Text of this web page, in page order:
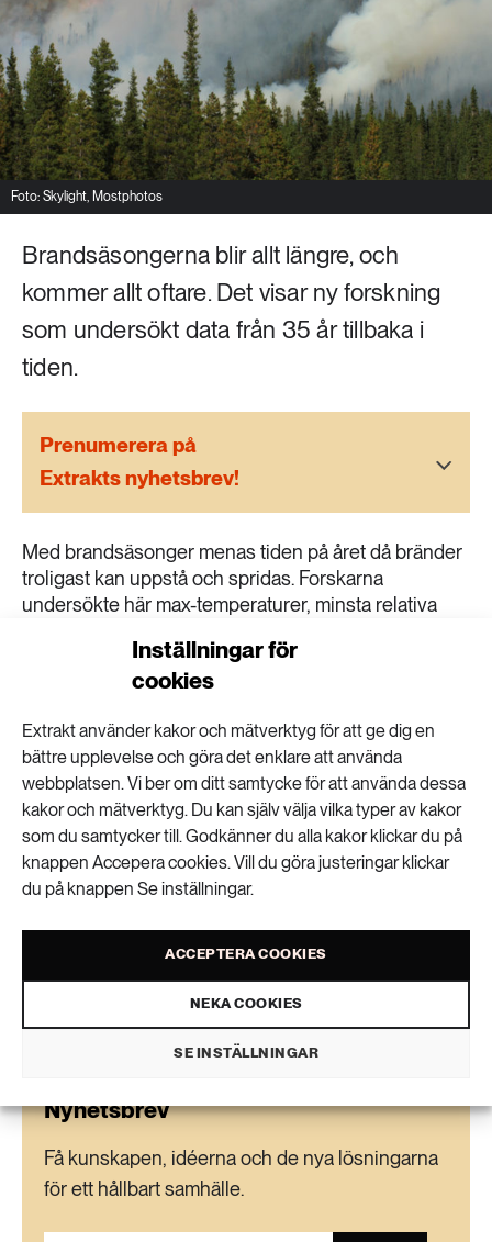
Inställningar för
cookies
Extrakt använder kakor och mätverktyg för att ge dig en
bättre upplevelse och göra det enklare att använda
webbplatsen. Vi ber om ditt samtycke för att använda dessa
kakor och mätverktyg. Du kan själv välja vilka typer av kakor
som du samtycker till. Godkänner du alla kakor klickar du på
knappen Accepera cookies. Vill du göra justeringar klickar
du på knappen Se inställningar.
ACCEPTERA COOKIES
NEKA COOKIES
SE INSTÄLLNINGAR
Mat & jordbruk
Skog
Social hållbarhet
Transport
Vatten
252 ARTIKLAR
Landsbygd
939 ARTIKLAR
Livsstil & konsumtion
Mat & jordbruk
262 ARTIKLAR
Skog
360 ARTIKLAR
Transport
473 ARTIKLAR
Vatten
Foto: Skylight, Mostphotos
Brandsäsongerna blir allt längre, och
kommer allt oftare. Det visar ny forskning
som undersökt data från 35 år tillbaka i
tiden.
Prenumerera på
Extrakts nyhetsbrev!
Med brandsäsonger menas tiden på året då bränder
troligast kan uppstå och spridas. Forskarna
undersökte här max-temperaturer, minsta relativa
vindhastigheter. Resultaten var att brandsäsongerna
hade förlängts över en fjärdedel av jordens bevuxna
Brasilien hade brandsäsongen förlängts med mer än
en månad jämfört med för 35 år sedan.
Läs mer här (www.nature.com)
Beatrice Rindevall
Nyhetsbrev
Få kunskapen, idéerna och de nya lösningarna
för ett hållbart samhälle.